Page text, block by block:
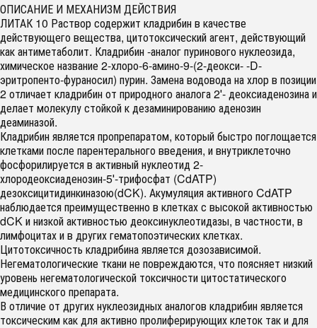
ОПИСАНИЕ И МЕХАНИЗМ ДЕЙСТВИЯ
ЛИТАК 10 Раствор содержит кладрибин в качестве
действующего вещества, цитотоксический агент, действующий
как антиметаболит. Кладрибин -аналог пуринового нуклеозида,
химическое название 2-хлоро-6-амино-9-(2-деокси- -D-
эритропенто-фураносил) пурин. Замена водовода на хлор в позиции
2 отличает кладрибин от природного аналога 2′- деоксиаденозина и
делает молекулу стойкой к дезаминированию аденозин
деаминазой.
Кладрибин является пропрепаратом, который быстро поглощается
клетками после парентерального введения, и внутриклеточно
фосфорилируется в активный нуклеотид 2-
хлородеоксиаденозин-5′-трифосфат (CdATP)
дезоксицитидинкиназою(dCK). Акумуляция активного CdATP
наблюдается преимущественно в клетках с высокой активностью
dCK и низкой активностью деоксинуклеотидазы, в частности, в
лимфоцитах и в других гематопоэтических клетках.
Цитотоксичность кладрибина является дозозависимой.
Негематологические ткани не повреждаются, что поясняет низкий
уровень негематологической токсичности цитостатического
медицинского препарата.
В отличие от других нуклеозидных аналогов кладрибин является
токсическим как для активно пролиферирующих клеток так и для